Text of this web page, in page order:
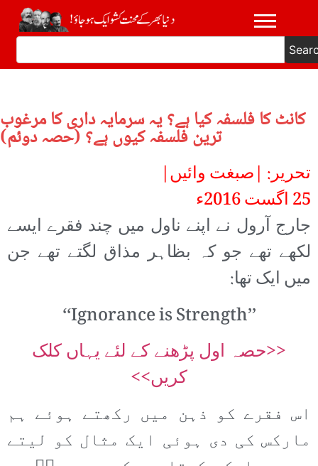
کانٹ کا فلسفہ کیا ہے؟ یہ سرمایہ داری کا مرغوب
ترین فلسفہ کیوں ہے؟ (حصہ دوئم)
تحریر: |صبغت وائیں|
25 اگست 2016ء
جارج آرول نے اپنے ناول میں چند فقرے ایسے
لکھے تھے جو کہ بظاہر مذاق لگتے تھے جن
میں ایک تھا:
’’Ignorance is Strength‘‘
<<حصہ اول پڑھنے کے لئے یہاں کلک
کریں>>
اس فقرے کو ذہن میں رکھتے ہوئے ہم
مارکس کی دی ہوئی ایک مثال کو لیتے